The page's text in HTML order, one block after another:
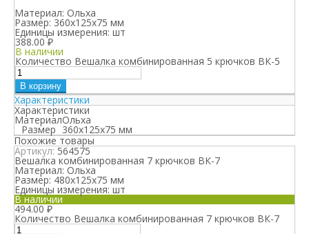
Материал: Ольха
Размер: 360х125х75 мм
Единицы измерения: шт
388.00₽
В наличии
Количество Вешалка комбинированная 5 крючков ВК-5
В корзину
Характеристики
Характеристики
МатериалОльха
Размер 360х125х75 мм
Похожие товары
Артикул:564575
Вешалка комбинированная 7 крючков ВК-7
Материал: Ольха
Размер: 480х125х75 мм
Единицы измерения: шт
В наличии
494.00₽
Количество Вешалка комбинированная 7 крючков ВК-7